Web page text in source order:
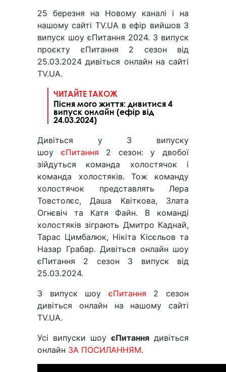
25 березня на Новому каналі і на
нашому сайті TV.UA в ефір вийшов 3
випуск шоу єПитання 2024. 3 випуск
проєкту єПитання 2 сезон від
25.03.2024 дивіться онлайн на сайті
TV.UA.
ЧИТАЙТЕ ТАКОЖ
Пісня мого життя: дивитися 4
випуск онлайн (ефір від
24.03.2024)
Дивіться у 3 випуску
шоу єПитання 2 сезон: у двобої
зійдуться команда холостячок і
команда холостяків. Тож команду
холостячок представлять Лера
Товстолєс, Даша Квіткова, Злата
Огнєвіч та Катя Файн. В команді
холостяків зіграють Дмитро Каднай,
Тарас Цимбалюк, Нікіта Кісєльов та
Назар Грабар. Дивіться онлайн шоу
єПитання 2 сезон 3 випуск від
25.03.2024.
3 випуск шоу єПитання 2 сезон
дивіться онлайн на нашому сайті
TV.UA.
Усі випуски шоу єПитання дивіться
онлайн ЗА ПОСИЛАННЯМ.